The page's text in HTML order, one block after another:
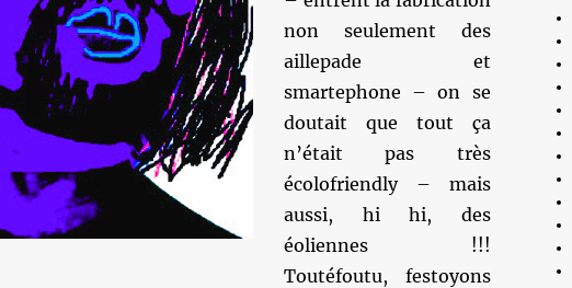
non seulement des
aillepade et
smartephone – on se
doutait que tout ça
n’était pas très
écolofriendly – mais
aussi, hi hi, des
éoliennes !!!
Toutéfoutu, festoyons